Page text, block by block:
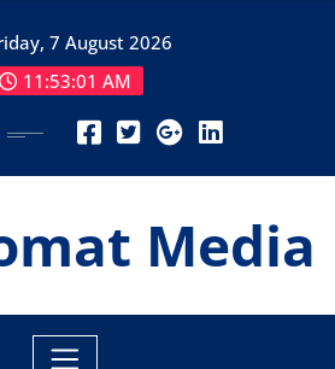
7 August 2026
11:53:03 AM
Media